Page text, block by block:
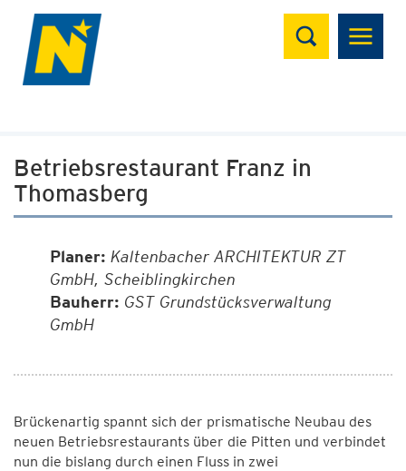
Suchen
Betriebsrestaurant Franz in
Thomasberg
Planer: Kaltenbacher ARCHITEKTUR ZT
GmbH, Scheiblingkirchen
Bauherr: GST Grundstücksverwaltung
GmbH
Brückenartig spannt sich der prismatische Neubau des
neuen Betriebsrestaurants über die Pitten und verbindet
nun die bislang durch einen Fluss in zwei